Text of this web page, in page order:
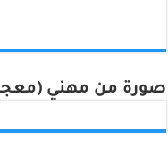
صورة من مهني